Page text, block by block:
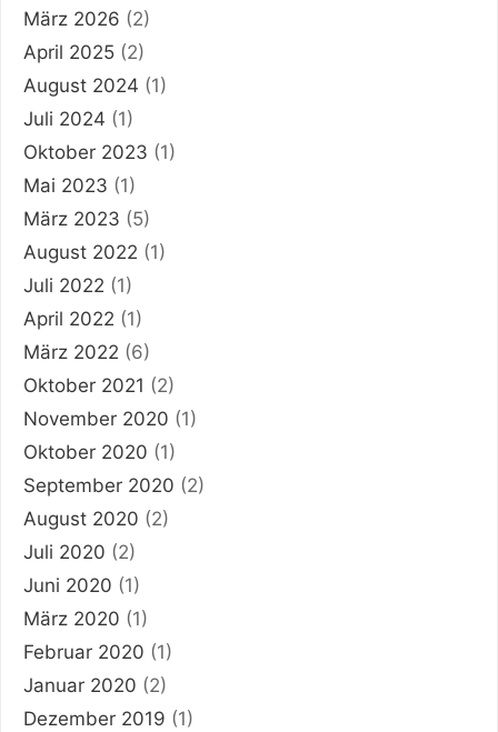
März 2026 (2)
April 2025 (2)
August 2024 (1)
Juli 2024 (1)
Oktober 2023 (1)
Mai 2023 (1)
März 2023 (5)
August 2022 (1)
Juli 2022 (1)
April 2022 (1)
März 2022 (6)
Oktober 2021 (2)
November 2020 (1)
Oktober 2020 (1)
September 2020 (2)
August 2020 (2)
Juli 2020 (2)
Juni 2020 (1)
März 2020 (1)
Februar 2020 (1)
Januar 2020 (2)
Dezember 2019 (1)